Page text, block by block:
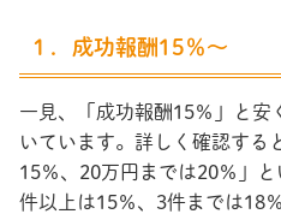
１．成功報酬15％～
一見、「成功報酬15％」と安
いています。詳しく確認する
15％、20万円までは20％」
件以上は15％、3件までは18